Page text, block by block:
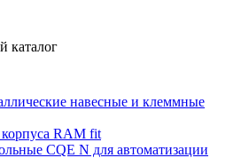
каталог
навесные и клеммные
RAM fit
CQE N для автоматизации